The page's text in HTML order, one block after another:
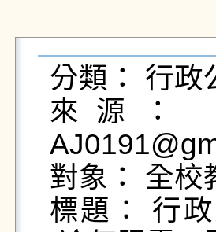
分類： 行政
來源：
對象： 全校
標題： 行